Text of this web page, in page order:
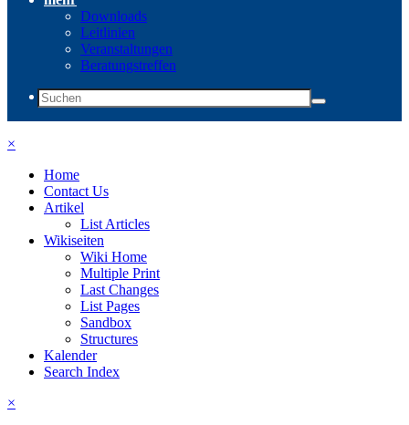
Downloads
Leitlinien
Veranstaltungen
Beratungstreffen
×
Home
Contact Us
Artikel
List Articles
Wikiseiten
Wiki Home
Multiple Print
Last Changes
List Pages
Sandbox
Structures
Kalender
Search Index
×